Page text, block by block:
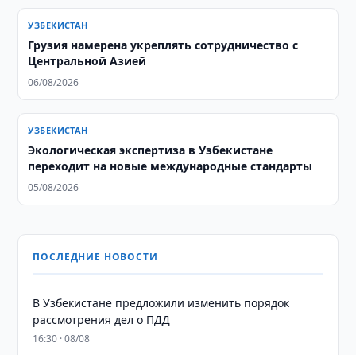
УЗБЕКИСТАН
Грузия намерена укреплять сотрудничество с
Центральной Азией
06/08/2026
УЗБЕКИСТАН
Экологическая экспертиза в Узбекистане
переходит на новые международные стандарты
05/08/2026
ПОСЛЕДНИЕ НОВОСТИ
В Узбекистане предложили изменить порядок
рассмотрения дел о ПДД
16:30 · 08/08